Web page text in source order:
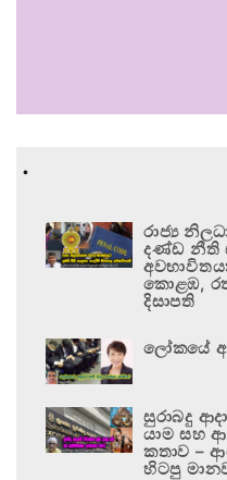
.
රාජ්‍ය
දණ්ඩ නීති
කොළඹ,
දිසාපති
ලෝකයේ
සුරාබදු
යාම සහ
කතාව –
හිටපු